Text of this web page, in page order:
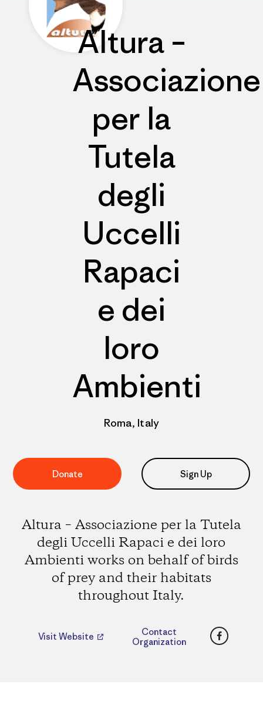
Altura –
Associazione
per la
Tutela
degli
Uccelli
Rapaci
e dei
loro
Ambienti
Roma, Italy
Donate Sign Up
Altura – Associazione per la Tutela
degli Uccelli Rapaci e dei loro
Ambienti works on behalf of birds
of prey and their habitats
throughout Italy.
Visit Website
Contact
Organization